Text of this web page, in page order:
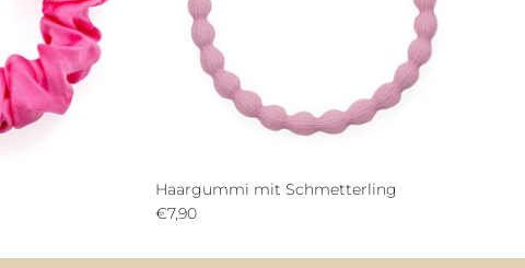
Haargummi mit Schmetterling
€7,90